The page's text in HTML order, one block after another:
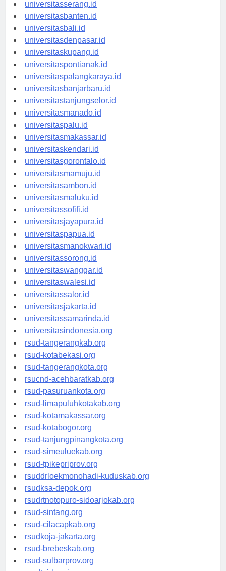
universitasserang.id
universitasbanten.id
universitasbali.id
universitasdenpasar.id
universitaskupang.id
universitaspontianak.id
universitaspalangkaraya.id
universitasbanjarbaru.id
universitastanjungselor.id
universitasmanado.id
universitaspalu.id
universitasmakassar.id
universitaskendari.id
universitasgorontalo.id
universitasmamuju.id
universitasambon.id
universitasmaluku.id
universitassofifi.id
universitasjayapura.id
universitaspapua.id
universitasmanokwari.id
universitassorong.id
universitaswanggar.id
universitaswalesi.id
universitassalor.id
universitasjakarta.id
universitassamarinda.id
universitasindonesia.org
rsud-tangerangkab.org
rsud-kotabekasi.org
rsud-tangerangkota.org
rsucnd-acehbaratkab.org
rsud-pasuruankota.org
rsud-limapuluhkotakab.org
rsud-kotamakassar.org
rsud-kotabogor.org
rsud-tanjungpinangkota.org
rsud-simeuluekab.org
rsud-tpikepriprov.org
rsuddrloekmonohadi-kuduskab.org
rsudksa-depok.org
rsudrtnotopuro-sidoarjokab.org
rsud-sintang.org
rsud-cilacapkab.org
rsudkoja-jakarta.org
rsud-brebeskab.org